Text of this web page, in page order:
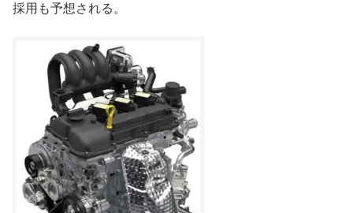
採用も予想される。